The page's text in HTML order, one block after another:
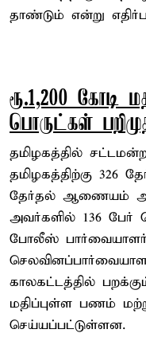
தாண்டும் என்று
ரூ.1,200 கோடி
பொருட்கள்
தமிழகத்தில்
தமிழகத்திற்கு 326
தேர்தல் ஆணையம்
அவர்களில் 136 பேர்
போலீஸ்
காலகட்டத்தில்
மதிப்புள்ள பணம்
செய்யப்பட்டுள்ளன.